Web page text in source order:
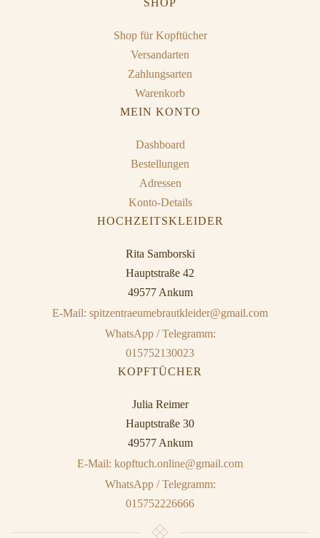
SHOP
Shop für Kopftücher
Versandarten
Zahlungsarten
Warenkorb
MEIN KONTO
Dashboard
Bestellungen
Adressen
Konto-Details
HOCHZEITSKLEIDER
Rita Samborski
Hauptstraße 42
49577 Ankum
E-Mail: spitzentraeumebrautkleider@gmail.com
WhatsApp / Telegramm:
015752130023
KOPFTÜCHER
Julia Reimer
Hauptstraße 30
49577 Ankum
E-Mail: kopftuch.online@gmail.com
WhatsApp / Telegramm:
015752226666